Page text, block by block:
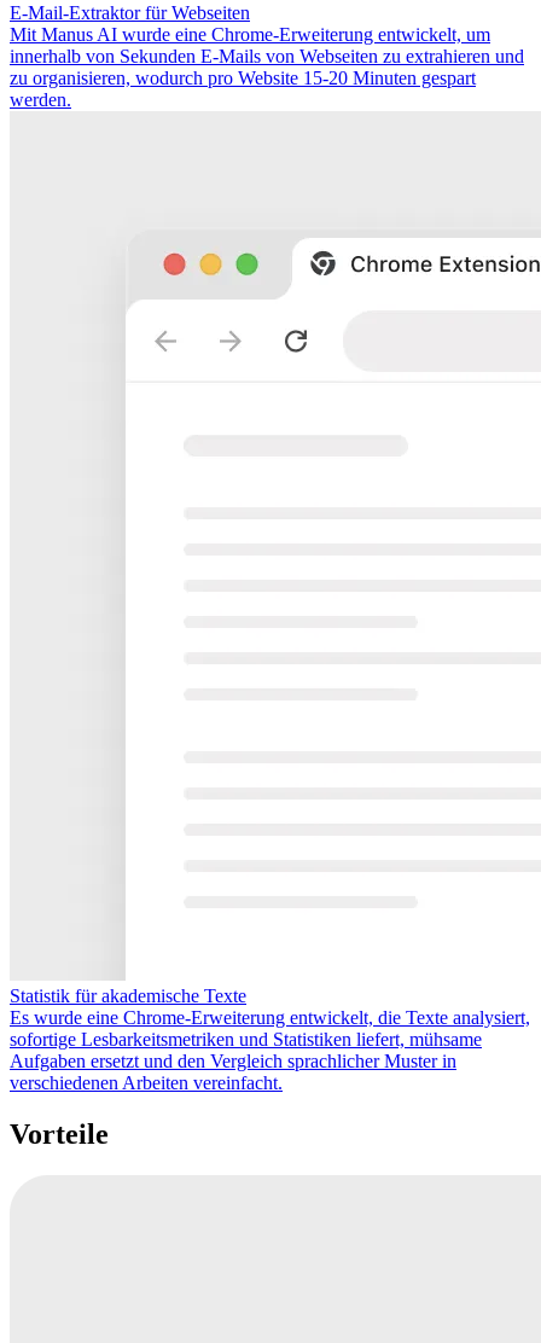
E-Mail-Extraktor für Webseiten
Mit Manus AI wurde eine Chrome-Erweiterung entwickelt, um
innerhalb von Sekunden E-Mails von Webseiten zu extrahieren und
zu organisieren, wodurch pro Website 15-20 Minuten gespart
werden.
Statistik für akademische Texte
Es wurde eine Chrome-Erweiterung entwickelt, die Texte analysiert,
sofortige Lesbarkeitsmetriken und Statistiken liefert, mühsame
Aufgaben ersetzt und den Vergleich sprachlicher Muster in
verschiedenen Arbeiten vereinfacht.
Vorteile